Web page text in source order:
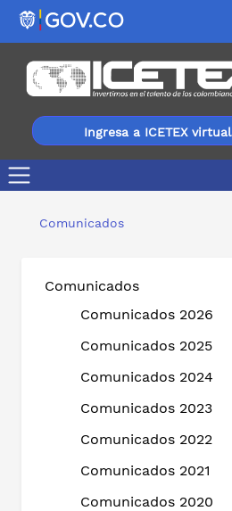
Ingresa a ICETEX virtual
Comunicados
Comunicados
Comunicados 2026
Comunicados 2025
Comunicados 2024
Comunicados 2023
Comunicados 2022
Comunicados 2021
Comunicados 2020